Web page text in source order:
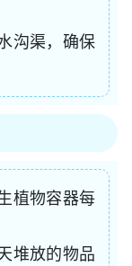
沟渠，确保
植物容器每
堆放的物品